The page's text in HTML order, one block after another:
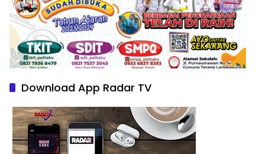
Download App Radar TV